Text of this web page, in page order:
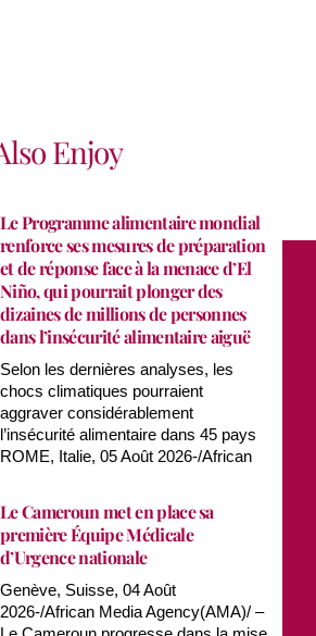
Enjoy
Le Programme alimentaire mondial
renforce ses mesures de préparation
et de réponse face à la menace d’El
Niño, qui pourrait plonger des
dizaines de millions de personnes
dans l’insécurité alimentaire aiguë
Selon les dernières analyses, les
chocs climatiques pourraient
aggraver considérablement
l’insécurité alimentaire dans 45 pays
ROME, Italie, 05 Août 2026-/African
Le Cameroun met en place sa
première Équipe Médicale
d’Urgence nationale
Genève, Suisse, 04 Août
2026-/African Media Agency(AMA)/ –